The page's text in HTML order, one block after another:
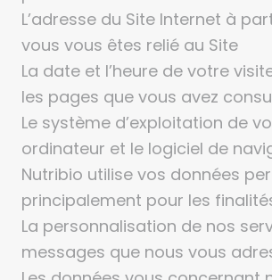
L’adresse du Site Internet à
vous vous êtes relié au Site
La date et l’heure de votre
les pages que vous avez
Le système d’exploitation de
ordinateur et le logiciel de
Nutribio utilise vos données
principalement pour les
La personnalisation de nos
messages que nous vous